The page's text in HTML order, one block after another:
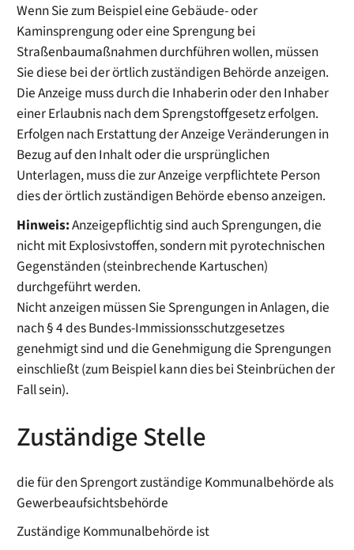
Wenn Sie zum Beispiel eine Gebäude- oder
Kaminsprengung oder eine Sprengung bei
Straßenbaumaßnahmen durchführen wollen, müssen
Sie diese bei der örtlich zuständigen Behörde anzeigen.
Die Anzeige muss durch die Inhaberin oder den Inhaber
einer Erlaubnis nach dem Sprengstoffgesetz erfolgen.
Erfolgen nach Erstattung der Anzeige Veränderungen in
Bezug auf den Inhalt oder die ursprünglichen
Unterlagen, muss die zur Anzeige verpflichtete Person
dies der örtlich zuständigen Behörde ebenso anzeigen.
Hinweis:Anzeigepflichtig sind auch Sprengungen, die
nicht mit Explosivstoffen, sondern mit pyrotechnischen
Gegenständen (steinbrechende Kartuschen)
durchgeführt werden.
Nicht anzeigen müssen Sie Sprengungen in Anlagen, die
nach § 4 des Bundes-Immissionsschutzgesetzes
genehmigt sind und die Genehmigung die Sprengungen
einschließt (zum Beispiel kann dies bei Steinbrüchen der
Fall sein).
Zuständige Stelle
die für den Sprengort zuständige Kommunalbehörde als
Gewerbeaufsichtsbehörde
Zuständige Kommunalbehörde ist